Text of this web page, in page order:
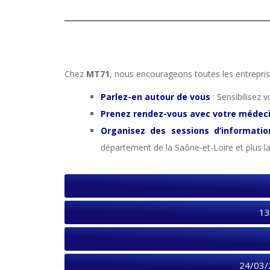
Chez MT71, nous encourageons toutes les
Parlez-en autour de vous : Sensibilisez
Prenez rendez-vous avec votre
Organisez des sessions
département de la Saône-et-Loire et plus
24/03/